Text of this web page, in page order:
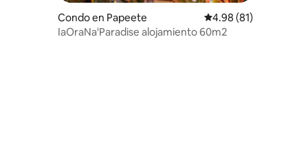
Condo en Papeete Calificación
4.98 (81)
IaOraNa'Paradise alojamiento 60m2